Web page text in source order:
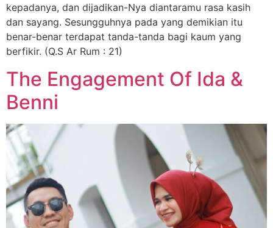
kepadanya, dan dijadikan-Nya diantaramu rasa kasih
dan sayang. Sesungguhnya pada yang demikian itu
benar-benar terdapat tanda-tanda bagi kaum yang
berfikir. (Q.S Ar Rum : 21)
The Engagement Of Ida &
Benni